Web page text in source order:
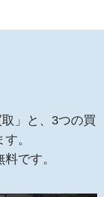
」と、3つの買
。
です。